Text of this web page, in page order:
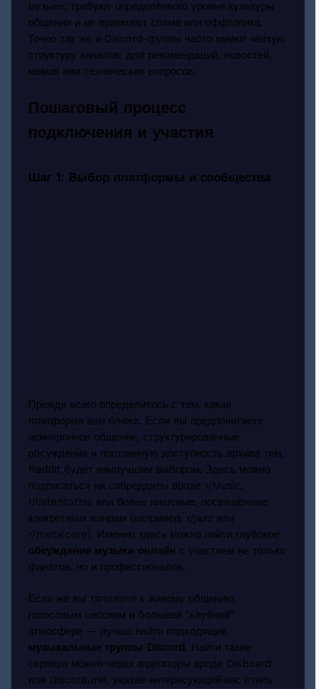
музыке, требуют определённого уровня культуры
общения и не приемлют спама или оффтопика.
Точно так же и Discord-группы часто имеют чёткую
структуру каналов: для рекомендаций, новостей,
мемов или технических вопросов.
Пошаговый процесс
подключения и участия
Шаг 1: Выбор платформы и сообщества
Прежде всего определитесь с тем, какая
платформа вам ближе. Если вы предпочитаете
асинхронное общение, структурированные
обсуждения и постоянную доступность архива тем,
Reddit будет наилучшим выбором. Здесь можно
подписаться на сабреддиты вроде r/Music,
r/listentothis или более нишевые, посвящённые
конкретным жанрам (например, r/jazz или
r/metalcore). Именно здесь можно найти глубокое
обсуждение музыки онлайн с участием не только
фанатов, но и профессионалов.
Если же вы тяготеете к живому общению,
голосовым сессиям и большей "клубной"
атмосфере — лучше найти подходящие
музыкальные группы Discord. Найти такие
сервера можно через агрегаторы вроде Disboard
или Discord.me, указав интересующий вас стиль